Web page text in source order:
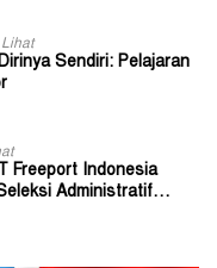
Sendiri: Pelajaran
Freeport Indonesia
Administratif